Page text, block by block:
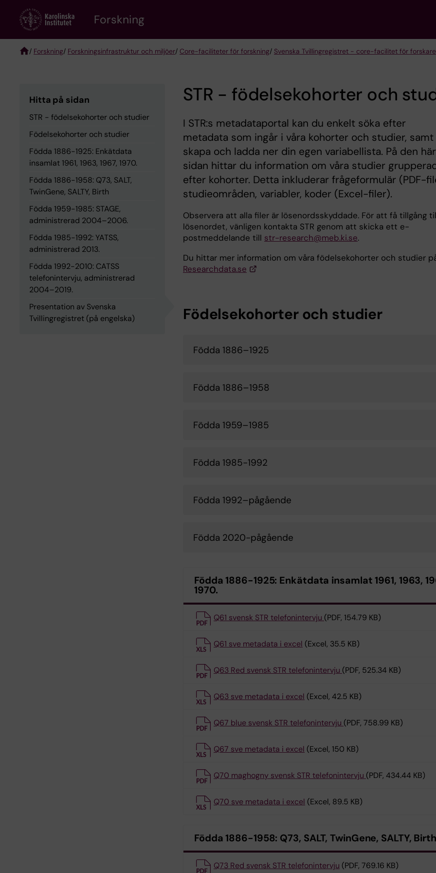
content
Forskning
/ Forskning/ Forskningsinfrastruktur och miljöer/ Core-faciliteter för forskning/ Svenska Tvillingregistret - core-facilitet för forskare
Hitta på sidan
STR - födelsekohorter och studier
Födelsekohorter och studier
Födda 1886-1925: Enkätdata
insamlat 1961, 1963, 1967, 1970.
Födda 1886-1958: Q73, SALT,
TwinGene, SALTY, Birth
Födda 1959-1985: STAGE,
administrerad 2004–2006.
Födda 1985-1992: YATSS,
administrerad 2013.
Födda 1992-2010: CATSS
telefonintervju, administrerad
2004–2019.
Presentation av Svenska
Tvillingregistret (på engelska)
STR - födelsekohorter och
I STR:s metadataportal kan du enkelt söka efter
metadata som ingår i våra kohorter och studier, samt
skapa och ladda ner din egen variabellista. På den här
sidan hittar du information om våra studier
efter kohorter. Detta inkluderar frågeformulär (PDF-
studieområden, variabler, koder (Excel-filer).
Observera att alla filer är lösenordsskyddade. För att få tillgång
lösenordet, vänligen kontakta STR genom att skicka ett e-
postmeddelande till str-research@meb.ki.se.
Du hittar mer information om våra födelsekohorter och studier
Researchdata.se
Födelsekohorter och studier
Födda 1886–1925
Födda 1886–1958
Födda 1959–1985
Födda 1985-1992
Födda 1992–pågående
Födda 2020-pågående
Födda 1886-1925: Enkätdata insamlat 1961, 1963,
1970.
Q61 svensk STR telefonintervju (PDF, 154.79 KB)
Q61 sve metadata i excel (Excel, 35.5 KB)
Q63 Red svensk STR telefonintervju (PDF, 525.34 KB)
Q63 sve metadata i excel (Excel, 42.5 KB)
Q67 blue svensk STR telefonintervju (PDF, 758.99 KB)
Q67 sve metadata i excel (Excel, 150 KB)
Q70 maghogny svensk STR telefonintervju (PDF, 434.44 KB)
Q70 sve metadata i excel (Excel, 89.5 KB)
Födda 1886-1958: Q73, SALT, TwinGene, SALTY, Birth
Q73 Red svensk STR telefonintervju (PDF, 769.16 KB)